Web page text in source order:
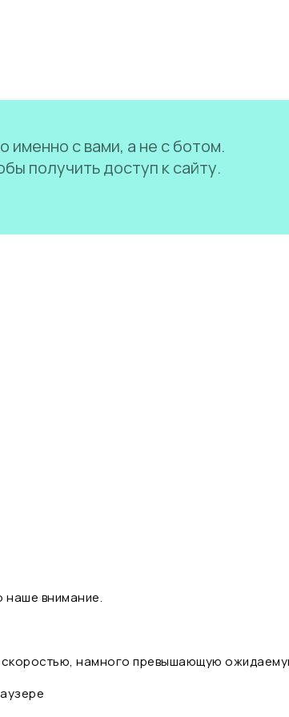
с вами, а не с ботом.
получить доступ к сайту.
наше внимание.
скоростью, намного превышающую